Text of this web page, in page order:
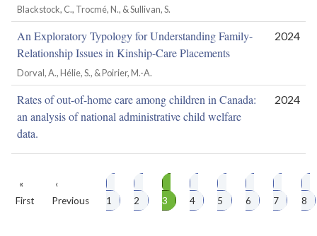
Blackstock, C., Trocmé, N., & Sullivan, S.
An Exploratory Typology for Understanding Family-
Relationship Issues in Kinship-Care Placements
Dorval, A., Hélie, S., & Poirier, M.-A.
2024
Rates of out-of-home care among children in Canada:
an analysis of national administrative child welfare
data.
2024
Pagination
Première
page
«
First
Page
précédente
‹
Previous
Page
1
Page
2
Page
3
Page
4
Page
5
Page
6
Page
7
8